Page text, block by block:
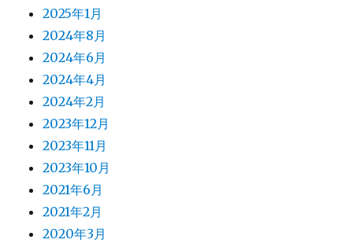
2025年1月
2024年8月
2024年6月
2024年4月
2024年2月
2023年12月
2023年11月
2023年10月
2021年6月
2021年2月
2020年3月